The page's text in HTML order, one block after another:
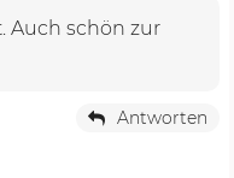
Auch schön zur
Antworten